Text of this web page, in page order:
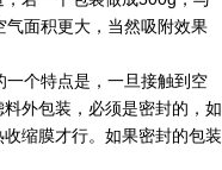
面积更大，当然吸附效果
个特点是，一旦接触到空
外包装，必须是密封的，如
缩膜才行。如果密封的包装